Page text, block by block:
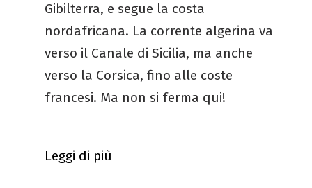
Gibilterra, e segue la costa
nordafricana. La corrente algerina va
verso il Canale di Sicilia, ma anche
verso la Corsica, fino alle coste
francesi. Ma non si ferma qui!
Leggi di più